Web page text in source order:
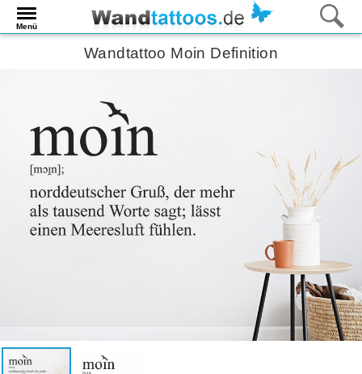
Menü
Wandtattoo Moin Definition